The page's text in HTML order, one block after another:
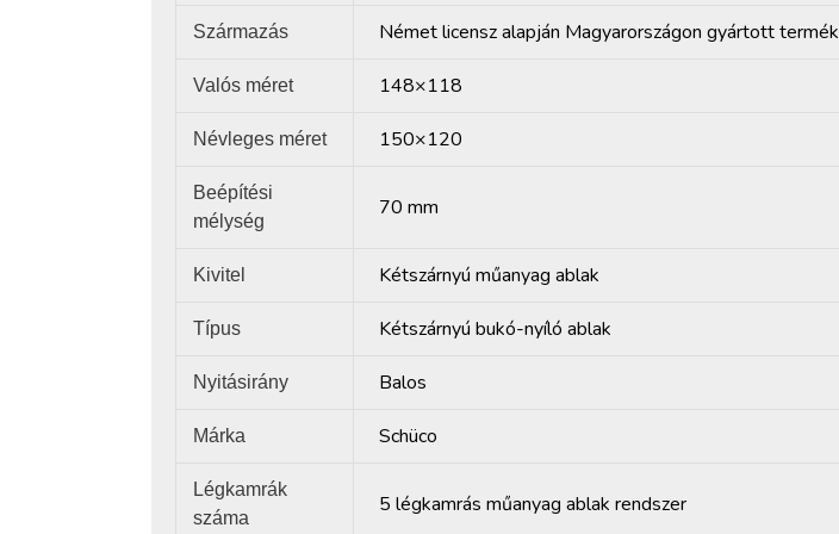
Származás Német licensz alapján Magyarországon gyártott termék
Valós méret 148×118
Névleges méret 150×120
Beépítési
mélység
70 mm
Kivitel Kétszárnyú műanyag ablak
Típus Kétszárnyú bukó-nyíló ablak
Nyitásirány Balos
Márka Schüco
Légkamrák
száma
5 légkamrás műanyag ablak rendszer